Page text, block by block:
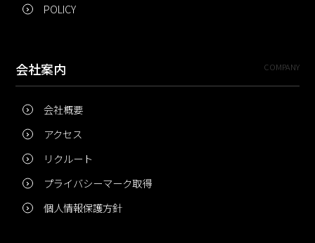
POLICY
会社案内 COMPANY
会社概要
アクセス
リクルート
プライバシーマーク取得
個人情報保護方針